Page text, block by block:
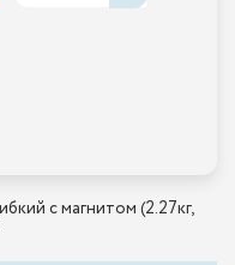
с магнитом (2.27кг,